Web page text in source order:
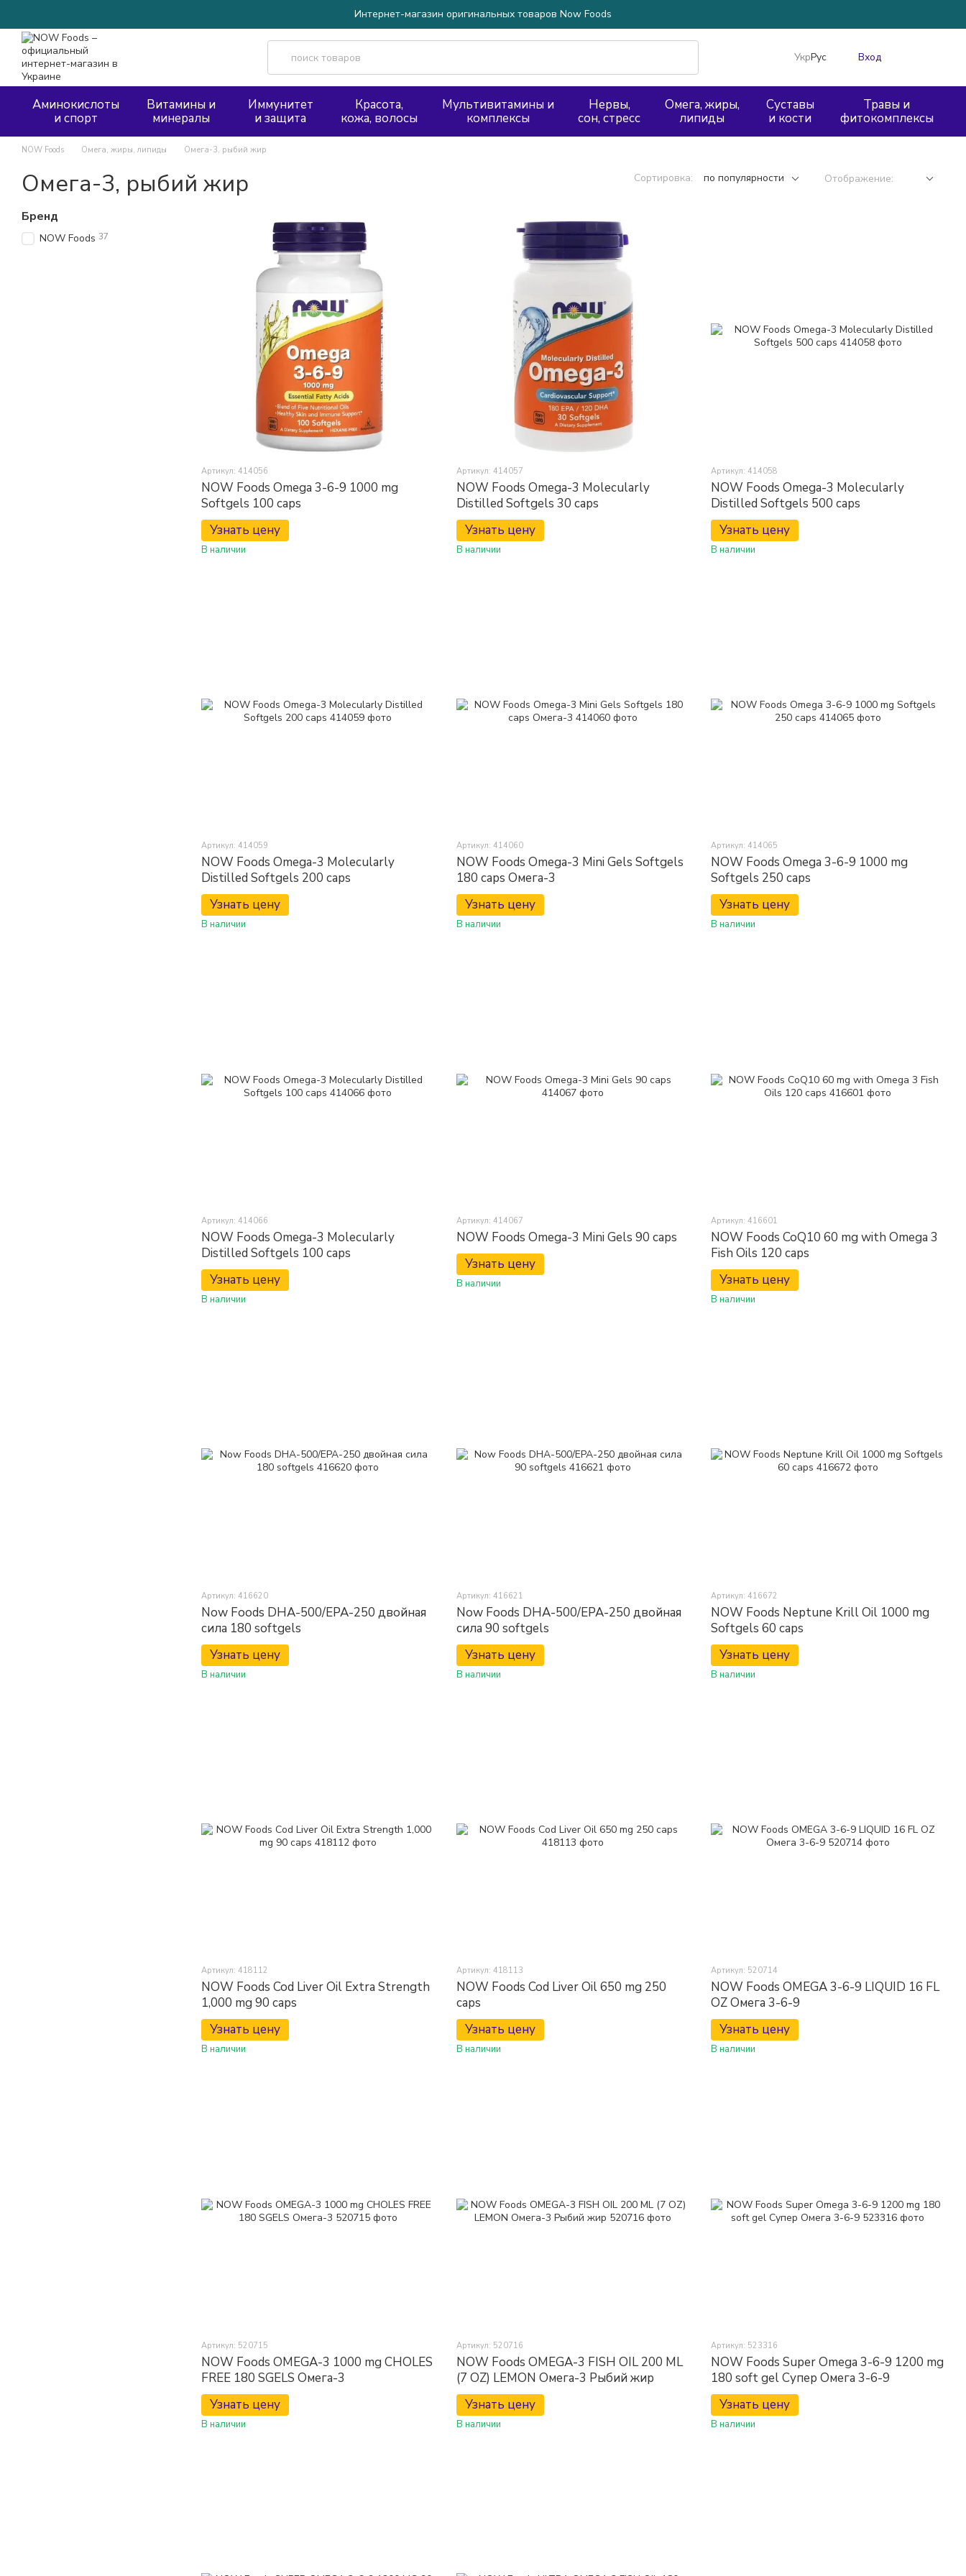
Интернет-магазин оригинальных товаров Now Foods
УкрРус Вход
Аминокислоты
и спорт
Витамины и
минералы
Иммунитет
и защита
Красота,
кожа, волосы
Мультивитамины и
комплексы
Нервы,
сон, стресс
Омега, жиры,
липиды
Суставы
и кости
Травы и
фитокомплексы
NOW Foods Омега, жиры, липиды Омега-3, рыбий жир
Омега-3, рыбий жир Сортировка: по популярности Отображение:
Артикул: 414056
NOW Foods Omega 3-6-9 1000 mg
Softgels 100 caps
Узнать цену
В наличии
Артикул: 414057
NOW Foods Omega-3 Molecularly
Distilled Softgels 30 caps
Узнать цену
В наличии
Артикул: 414058
NOW Foods Omega-3 Molecularly
Distilled Softgels 500 caps
Узнать цену
В наличии
Артикул: 414059
NOW Foods Omega-3 Molecularly
Distilled Softgels 200 caps
Узнать цену
В наличии
Артикул: 414060
NOW Foods Omega-3 Mini Gels Softgels
180 caps Омега-3
Узнать цену
В наличии
Артикул: 414065
NOW Foods Omega 3-6-9 1000 mg
Softgels 250 caps
Узнать цену
В наличии
Артикул: 414066
NOW Foods Omega-3 Molecularly
Distilled Softgels 100 caps
Узнать цену
В наличии
Артикул: 414067
NOW Foods Omega-3 Mini Gels 90 caps
Узнать цену
В наличии
Артикул: 416601
NOW Foods CoQ10 60 mg with Omega 3
Fish Oils 120 caps
Узнать цену
В наличии
Артикул: 416620
Now Foods DHA-500/EPA-250 двойная
сила 180 softgels
Узнать цену
В наличии
Артикул: 416621
Now Foods DHA-500/EPA-250 двойная
сила 90 softgels
Узнать цену
В наличии
Артикул: 416672
NOW Foods Neptune Krill Oil 1000 mg
Softgels 60 caps
Узнать цену
В наличии
Артикул: 418112
NOW Foods Cod Liver Oil Extra Strength
1,000 mg 90 caps
Узнать цену
В наличии
Артикул: 418113
NOW Foods Cod Liver Oil 650 mg 250
caps
Узнать цену
В наличии
Артикул: 520714
NOW Foods OMEGA 3-6-9 LIQUID 16 FL
OZ Омега 3-6-9
Узнать цену
В наличии
Артикул: 520715
NOW Foods OMEGA-3 1000 mg CHOLES
FREE 180 SGELS Омега-3
Узнать цену
В наличии
Артикул: 520716
NOW Foods OMEGA-3 FISH OIL 200 ML
(7 OZ) LEMON Омега-3 Рыбий жир
Узнать цену
В наличии
Артикул: 523316
NOW Foods Super Omega 3-6-9 1200 mg
180 soft gel Супер Омега 3-6-9
Узнать цену
В наличии
Бренд
NOW Foods 37